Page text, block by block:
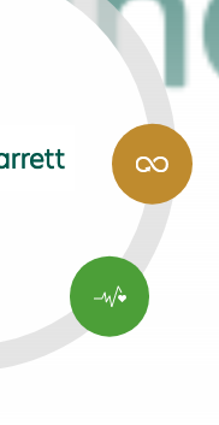
3:
GOEDE
GEZONDHEID
12:
VERANTWOORDE
CONSUMPTIE
EN
PRODUCTIE